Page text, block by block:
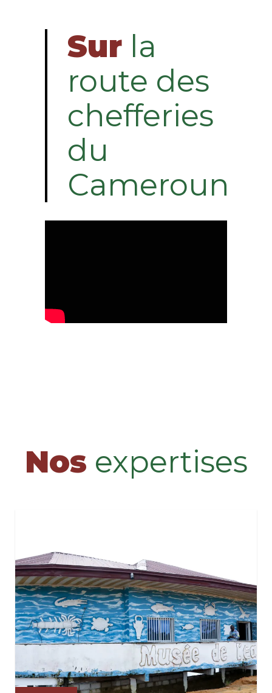
Sur la
route des
chefferies
du
Cameroun
Nos expertises